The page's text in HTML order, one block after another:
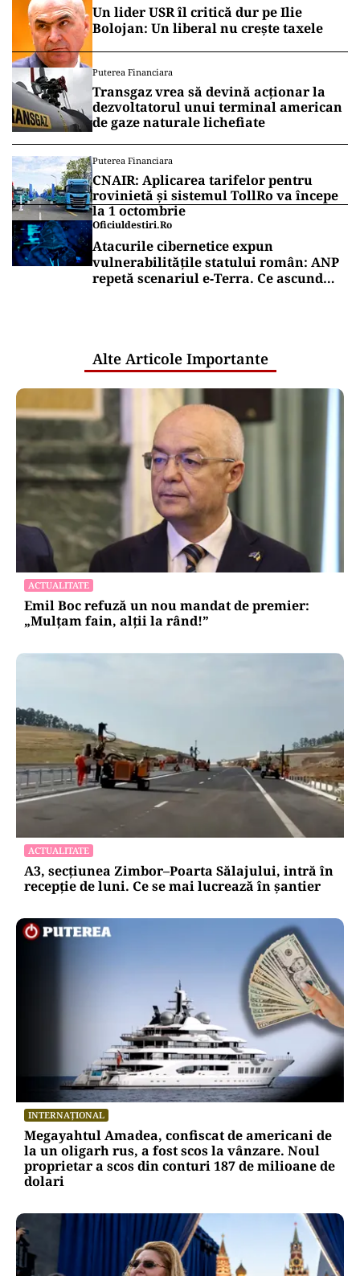
Un lider USR îl critică dur pe Ilie
Bolojan: Un liberal nu crește taxele
Puterea Financiara
Transgaz vrea să devină acționar la
dezvoltatorul unui terminal american
de gaze naturale lichefiate
Puterea Financiara
CNAIR: Aplicarea tarifelor pentru
rovinietă și sistemul TollRo va începe
la 1 octombrie
Oficiuldestiri.ro
Atacurile cibernetice expun
vulnerabilitățile statului român: ANP
repetă scenariul e‑Terra. Ce ascund
Alte Articole Importante
ACTUALITATE
Emil Boc refuză un nou mandat de premier:
„Mulțam fain, alții la rând!”
ACTUALITATE
A3, secțiunea Zimbor–Poarta Sălajului, intră în
recepție de luni. Ce se mai lucrează în șantier
INTERNAȚIONAL
Megayahtul Amadea, confiscat de americani de
la un oligarh rus, a fost scos la vânzare. Noul
proprietar a scos din conturi 187 de milioane de
dolari